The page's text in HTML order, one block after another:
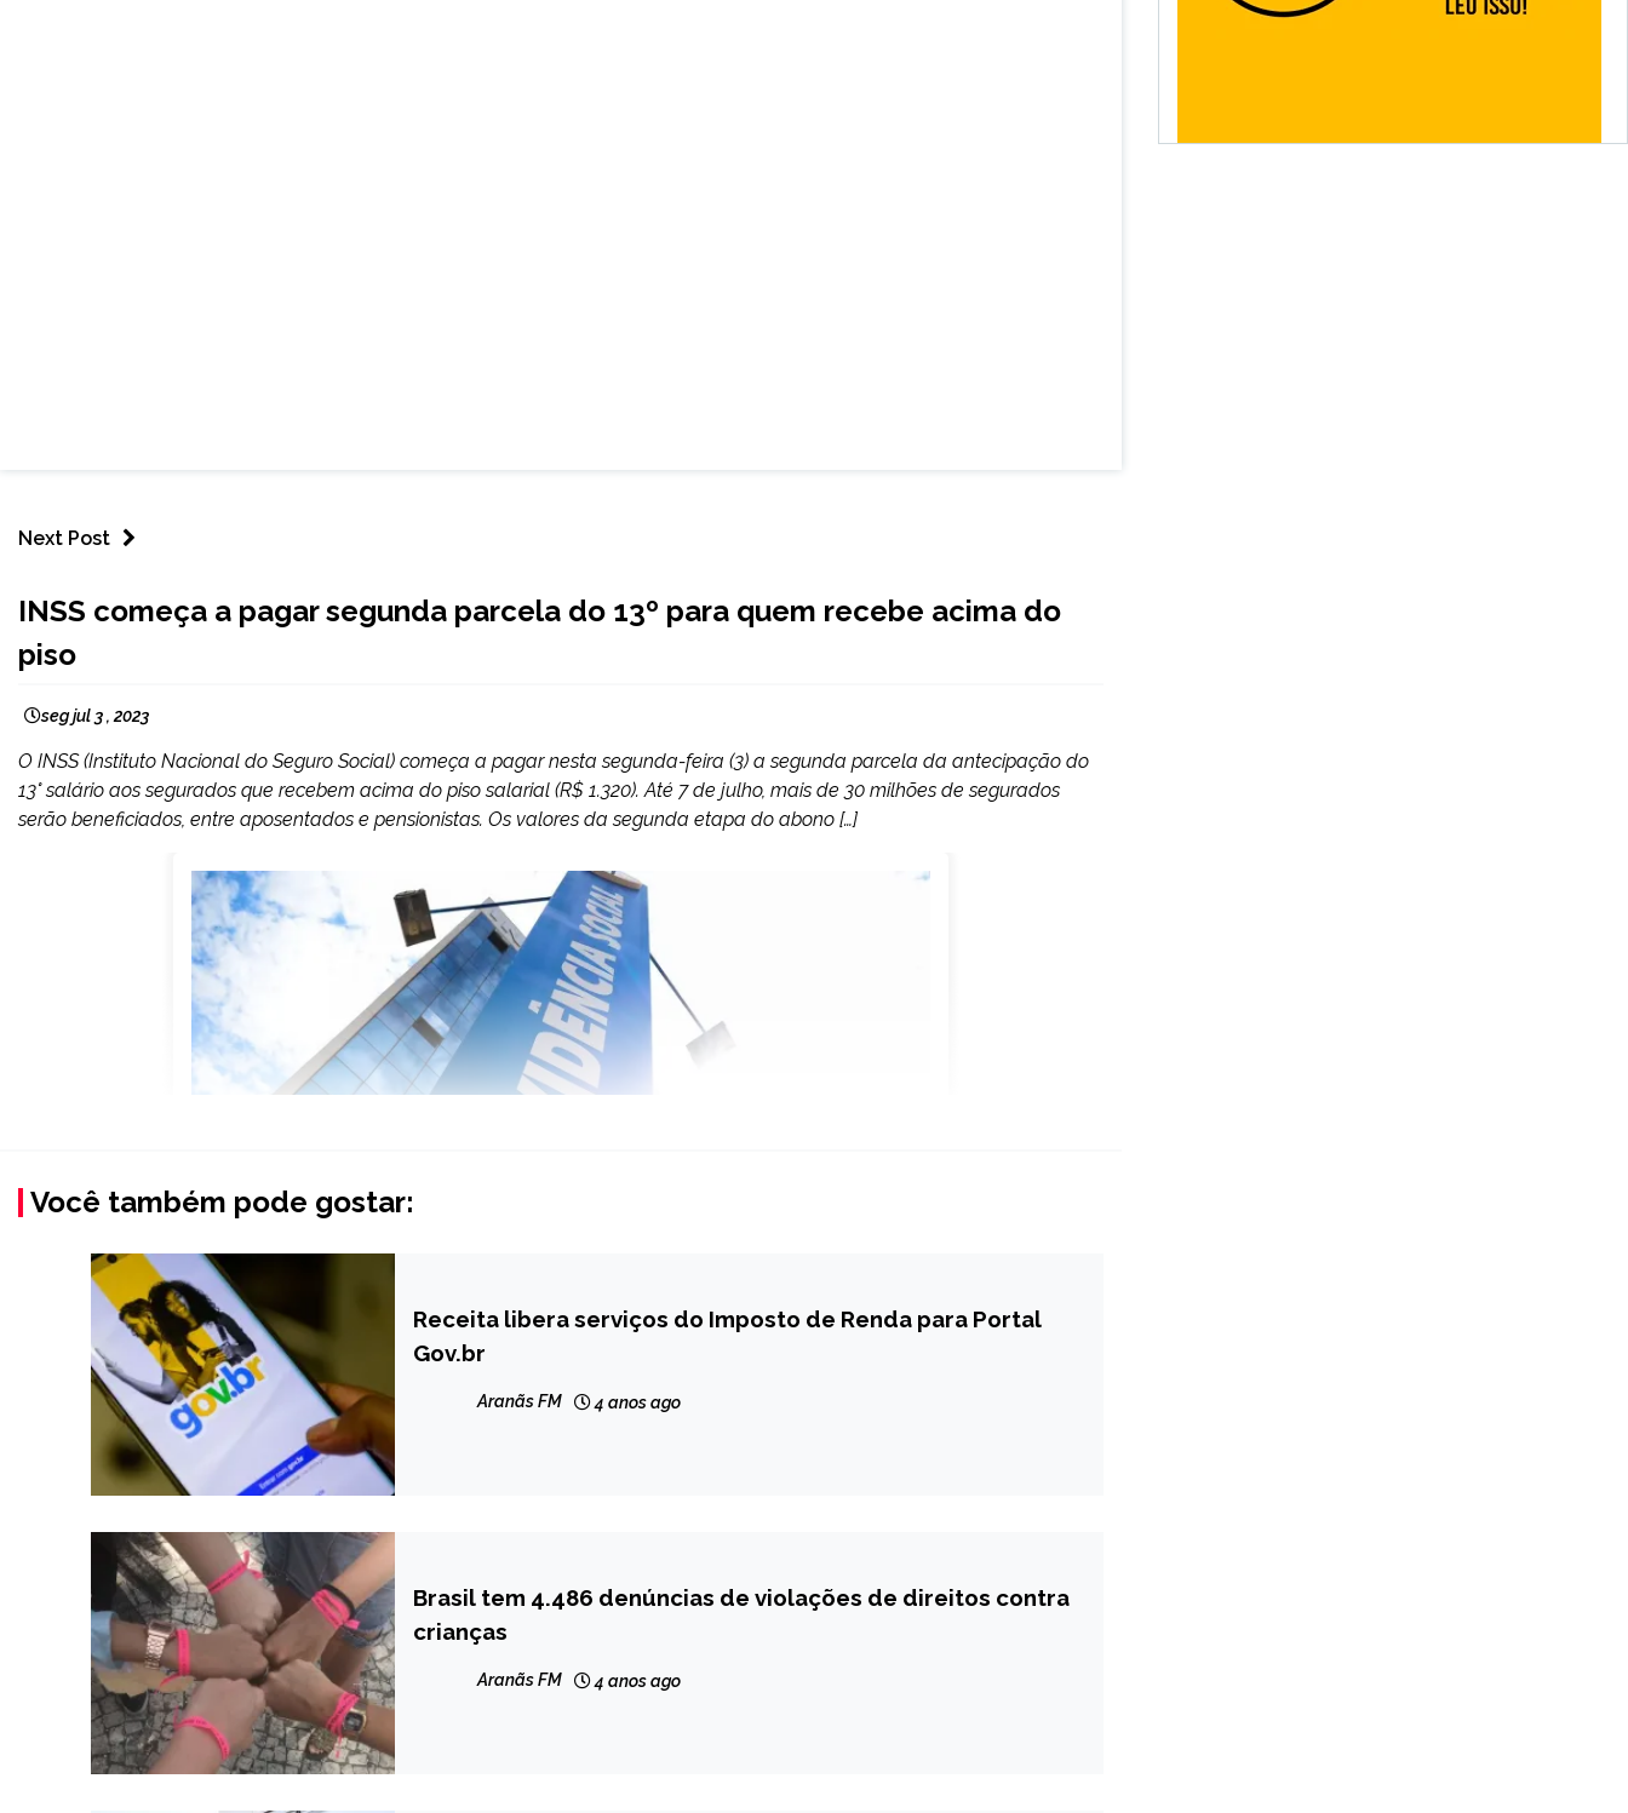
Next Post
CAPELINHA
MINAS
NOTÍCIAS
INSS começa a pagar segunda parcela do 13º para quem recebe acima do
piso
seg jul 3 , 2023
O INSS (Instituto Nacional do Seguro Social) começa a pagar nesta segunda-feira (3) a segunda parcela da antecipação do
13° salário aos segurados que recebem acima do piso salarial (R$ 1.320). Até 7 de julho, mais de 30 milhões de segurados
serão beneficiados, entre aposentados e pensionistas. Os valores da segunda etapa do abono […]
Você também pode gostar:
BRASIL
NOTÍCIAS
Receita libera serviços do Imposto de Renda para Portal
Gov.br
Aranãs FM 4 anos ago
BRASIL
NOTÍCIAS
Brasil tem 4.486 denúncias de violações de direitos contra
crianças
Aranãs FM 4 anos ago